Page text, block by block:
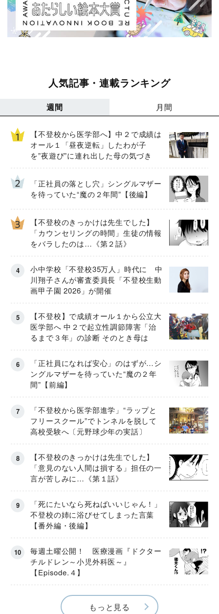
人気記事・連載ランキング
週間 月間
【不登校から医学部へ】中２で成績は
オール１「昼夜逆転」したわが子
を”夜遊び”に連れ出した母の気づき
「正社員の落とし穴」シングルマザー
を待っていた“魔の２年間”【後編】
【不登校のきっかけは先生でした】
「カウンセリングの時間」生徒の情報
をバラしたのは…《第２話》
小中学校「不登校35万人」時代に 中
川翔子さんが審査委員長「不登校生動
画甲子園 2026」が開催
【不登校】で成績オール１から公立大
医学部へ 中２で起立性調節障害「治
るまで３年」の診断 そのとき母は
「正社員になれば安心」のはずが…シ
ングルマザーを待っていた“魔の２年
間”【前編】
「不登校から医学部進学」“ラップと
フリースクール”でトンネルを脱して
高校受験へ〔元野球少年の実話〕
【不登校のきっかけは先生でした】
「意見のない人間は損する」担任の一
言が苦しみに…《第１話》
「死にたいなら死ねばいいじゃん！」
不登校の姉に浴びせてしまった言葉
【番外編・後編】
毎週土曜公開！ 医療漫画『ドクター
チルドレン～小児外科医～』
【Episode.４】
もっと見る